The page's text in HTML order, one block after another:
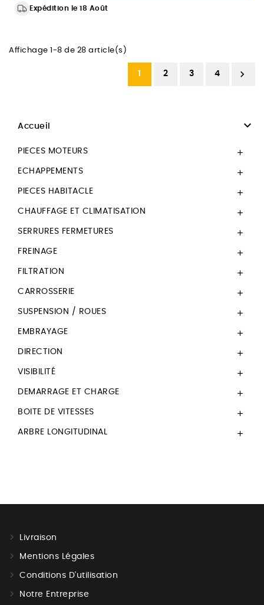
Expédition le 18 Août
Affichage 1-8 de 28 article(s)
1 2 3 4 
Accueil 
PIECES MOTEURS 
ECHAPPEMENTS 
PIECES HABITACLE 
CHAUFFAGE ET CLIMATISATION 
SERRURES FERMETURES 
FREINAGE 
FILTRATION 
CARROSSERIE 
SUSPENSION / ROUES 
EMBRAYAGE 
DIRECTION 
VISIBILITÉ 
DEMARRAGE ET CHARGE 
BOITE DE VITESSES 
ARBRE LONGITUDINAL 
Livraison
Mentions Légales
Conditions D'utilisation
Notre Entreprise